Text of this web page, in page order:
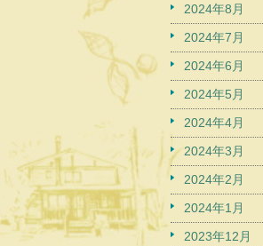
2024年8月
2024年7月
2024年6月
2024年5月
2024年4月
2024年3月
2024年2月
2024年1月
2023年12月